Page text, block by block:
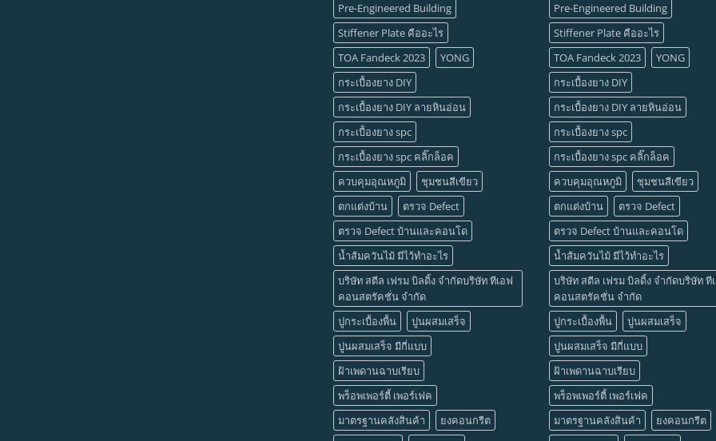
Pre-Engineered Building
Stiffener Plate คืออะไร
TOA Fandeck 2023
YONG
กระเบื้องยาง DIY
กระเบื้องยาง DIY ลายหินอ่อน
กระเบื้องยาง spc
กระเบื้องยาง spc คลิ๊กล็อค
ควบคุมอุณหภูมิ
ชุมชนสีเขียว
ตกแต่งบ้าน
ตรวจ Defect
ตรวจ Defect บ้านและคอนโด
น้ำส้มควันไม้ มีไว้ทำอะไร
บริษัท สตีล เฟรม บิลดิ้ง จำกัดบริษัท ทีเอฟ
คอนสตรัคชั่น จำกัด
ปูกระเบื้องพื้น
ปูนผสมเสร็จ
ปูนผสมเสร็จ มีกี่แบบ
ฝ้าเพดานฉาบเรียบ
พร็อพเพอร์ตี้ เพอร์เฟค
มาตรฐานคลังสินค้า
ยงคอนกรีต
Pre-Engineered Building
Stiffener Plate คืออะไร
TOA Fandeck 2023
YONG
กระเบื้องยาง DIY
กระเบื้องยาง DIY ลายหินอ่อน
กระเบื้องยาง spc
กระเบื้องยาง spc คลิ๊กล็อค
ควบคุมอุณหภูมิ
ชุมชนสีเขียว
ตกแต่งบ้าน
ตรวจ Defect
ตรวจ Defect บ้านและคอนโด
น้ำส้มควันไม้ มีไว้ทำอะไร
บริษัท สตีล เฟรม บิลดิ้ง จำกัดบริษัท ที
คอนสตรัคชั่น จำกัด
ปูกระเบื้องพื้น
ปูนผสมเสร็จ
ปูนผสมเสร็จ มีกี่แบบ
ฝ้าเพดานฉาบเรียบ
พร็อพเพอร์ตี้ เพอร์เฟค
มาตรฐานคลังสินค้า
ยงคอนกรีต